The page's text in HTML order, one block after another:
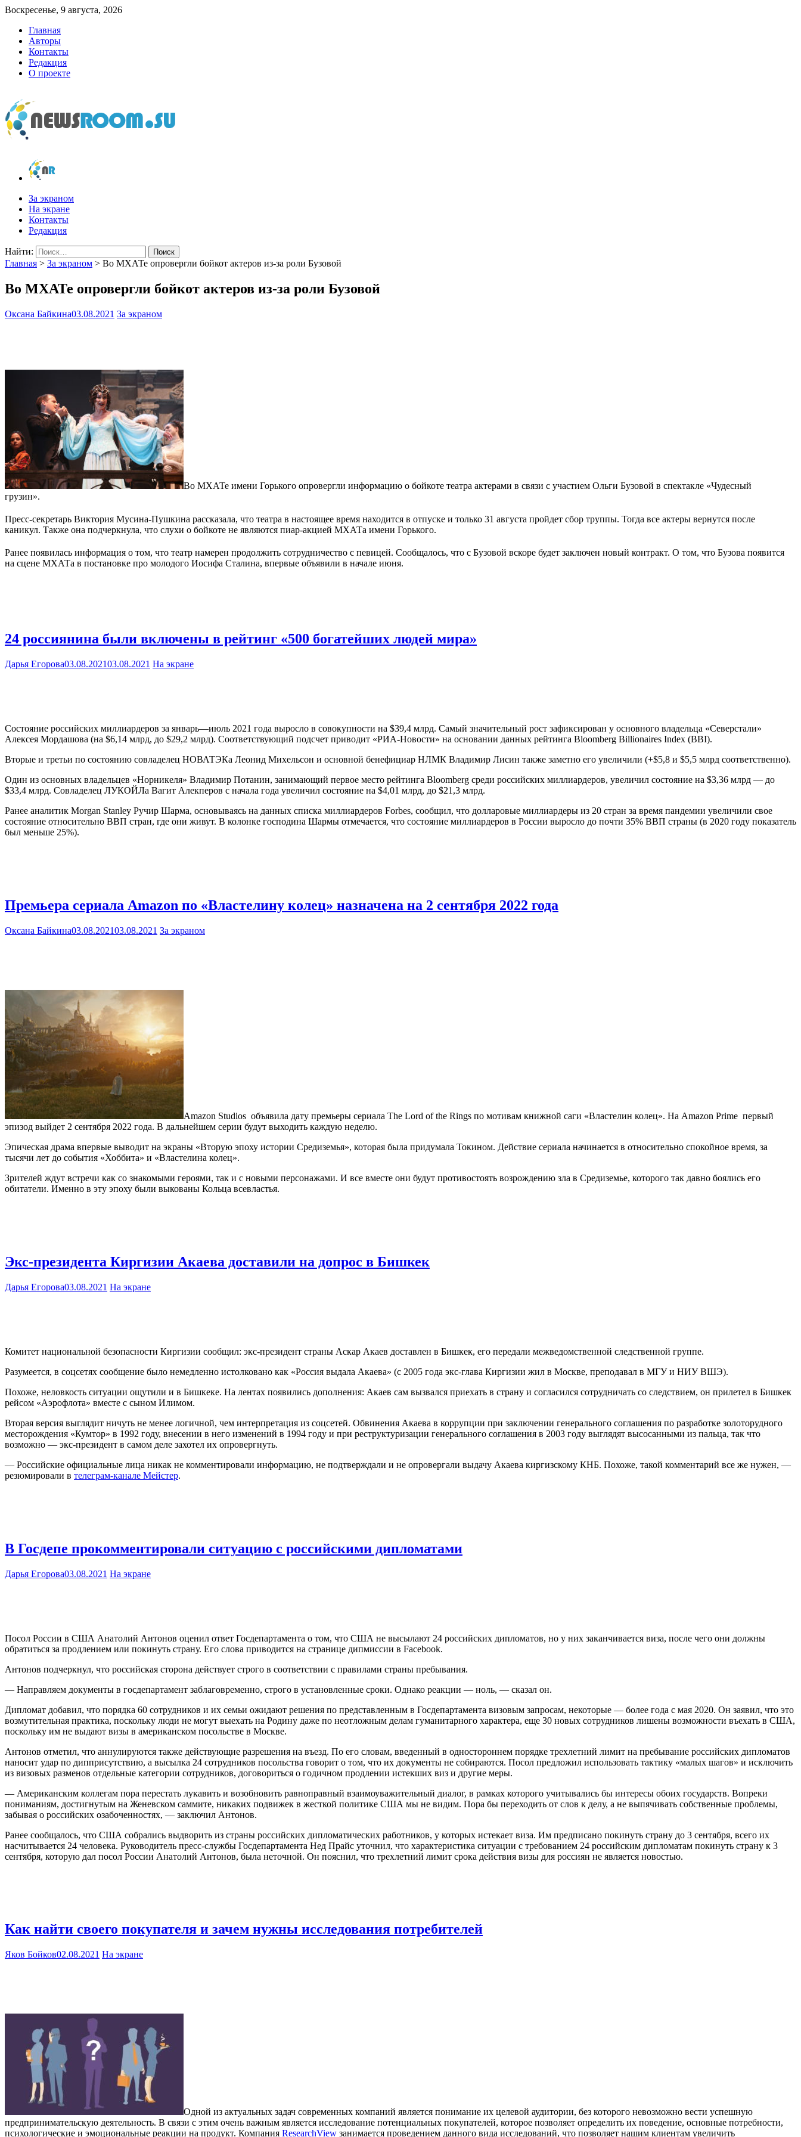
Воскресенье, 9 августа, 2026
Главная
Авторы
Контакты
Редакция
О проекте
newsroom.su
Новости о новостях
За экраном
На экране
Контакты
Редакция
Найти:
Главная > За экраном > Во МХАТе опровергли бойкот актеров из-за роли Бузовой
Во МХАТе опровергли бойкот актеров из-за роли Бузовой
Оксана Байкина03.08.2021 За экраном
Во МХАТе имени Горького опровергли информацию о бойкоте театра актерами в связи с участием Ольги Бузовой в спектакле «Чудесный
грузин».
Пресс-секретарь Виктория Мусина-Пушкина рассказала, что театра в настоящее время находится в отпуске и только 31 августа пройдет сбор труппы. Тогда все актеры вернутся после
каникул. Также она подчеркнула, что слухи о бойкоте не являются пиар-акцией МХАТа имени Горького.
Ранее появилась информация о том, что театр намерен продолжить сотрудничество с певицей. Сообщалось, что с Бузовой вскоре будет заключен новый контракт. О том, что Бузова появится
на сцене МХАТа в постановке про молодого Иосифа Сталина, впервые объявили в начале июня.
24 россиянина были включены в рейтинг «500 богатейших людей мира»
Дарья Егорова03.08.202103.08.2021 На экране
Состояние российских миллиардеров за январь—июль 2021 года выросло в совокупности на $39,4 млрд. Самый значительный рост зафиксирован у основного владельца «Северстали»
Алексея Мордашова (на $6,14 млрд, до $29,2 млрд). Соответствующий подсчет приводит «РИА-Новости» на основании данных рейтинга Bloomberg Billionaires Index (BBI).
Вторые и третьи по состоянию совладелец НОВАТЭКа Леонид Михельсон и основной бенефициар НЛМК Владимир Лисин также заметно его увеличили (+$5,8 и $5,5 млрд соответственно).
Один из основных владельцев «Норникеля» Владимир Потанин, занимающий первое место рейтинга Bloomberg среди российских миллиардеров, увеличил состояние на $3,36 млрд — до
$33,4 млрд. Совладелец ЛУКОЙЛа Вагит Алекперов с начала года увеличил состояние на $4,01 млрд, до $21,3 млрд.
Ранее аналитик Morgan Stanley Ручир Шарма, основываясь на данных списка миллиардеров Forbes, сообщил, что долларовые миллиардеры из 20 стран за время пандемии увеличили свое
состояние относительно ВВП стран, где они живут. В колонке господина Шармы отмечается, что состояние миллиардеров в России выросло до почти 35% ВВП страны (в 2020 году показатель
был меньше 25%).
Премьера сериала Amazon по «Властелину колец» назначена на 2 сентября 2022 года
Оксана Байкина03.08.202103.08.2021 За экраном
Amazon Studios объявила дату премьеры сериала The Lord of the Rings по мотивам книжной саги «Властелин колец». На Amazon Prime первый
эпизод выйдет 2 сентября 2022 года. В дальнейшем серии будут выходить каждую неделю.
Эпическая драма впервые выводит на экраны «Вторую эпоху истории Средиземья», которая была придумала Токином. Действие сериала начинается в относительно спокойное время, за
тысячи лет до события «Хоббита» и «Властелина колец».
Зрителей ждут встречи как со знакомыми героями, так и с новыми персонажами. И все вместе они будут противостоять возрождению зла в Средиземье, которого так давно боялись его
обитатели. Именно в эту эпоху были выкованы Кольца всевластья.
Экс-президента Киргизии Акаева доставили на допрос в Бишкек
Дарья Егорова03.08.2021 На экране
Комитет национальной безопасности Киргизии сообщил: экс-президент страны Аскар Акаев доставлен в Бишкек, его передали межведомственной следственной группе.
Разумеется, в соцсетях сообщение было немедленно истолковано как «Россия выдала Акаева» (с 2005 года экс-глава Киргизии жил в Москве, преподавал в МГУ и НИУ ВШЭ).
Похоже, неловкость ситуации ощутили и в Бишкеке. На лентах появились дополнения: Акаев сам вызвался приехать в страну и согласился сотрудничать со следствием, он прилетел в Бишкек
рейсом «Аэрофлота» вместе с сыном Илимом.
Вторая версия выглядит ничуть не менее логичной, чем интерпретация из соцсетей. Обвинения Акаева в коррупции при заключении генерального соглашения по разработке золоторудного
месторождения «Кумтор» в 1992 году, внесении в него изменений в 1994 году и при реструктуризации генерального соглашения в 2003 году выглядят высосанными из пальца, так что
возможно — экс-президент в самом деле захотел их опровергнуть.
— Российские официальные лица никак не комментировали информацию, не подтверждали и не опровергали выдачу Акаева киргизскому КНБ. Похоже, такой комментарий все же нужен, —
резюмировали в телеграм-канале Мейстер.
В Госдепе прокомментировали ситуацию с российскими дипломатами
Дарья Егорова03.08.2021 На экране
Посол России в США Анатолий Антонов оценил ответ Госдепартамента о том, что США не высылают 24 российских дипломатов, но у них заканчивается виза, после чего они должны
обратиться за продлением или покинуть страну. Его слова приводится на странице дипмиссии в Facebook.
Антонов подчеркнул, что российская сторона действует строго в соответствии с правилами страны пребывания.
— Направляем документы в госдепартамент заблаговременно, строго в установленные сроки. Однако реакции — ноль, — сказал он.
Дипломат добавил, что порядка 60 сотрудников и их семьи ожидают решения по представленным в Госдепартамента визовым запросам, некоторые — более года с мая 2020. Он заявил, что это
возмутительная практика, поскольку люди не могут выехать на Родину даже по неотложным делам гуманитарного характера, еще 30 новых сотрудников лишены возможности въехать в США,
поскольку им не выдают визы в американском посольстве в Москве.
Антонов отметил, что аннулируются также действующие разрешения на въезд. По его словам, введенный в одностороннем порядке трехлетний лимит на пребывание российских дипломатов
наносит удар по дипприсутствию, а высылка 24 сотрудников посольства говорит о том, что их документы не собираются. Посол предложил использовать тактику «малых шагов» и исключить
из визовых разменов отдельные категории сотрудников, договориться о годичном продлении истекших виз и другие меры.
— Американским коллегам пора перестать лукавить и возобновить равноправный взаимоуважительный диалог, в рамках которого учитывались бы интересы обоих государств. Вопреки
пониманиям, достигнутым на Женевском саммите, никаких подвижек в жесткой политике США мы не видим. Пора бы переходить от слов к делу, а не выпячивать собственные проблемы,
забывая о российских озабоченностях, — заключил Антонов.
Ранее сообщалось, что США собрались выдворить из страны российских дипломатических работников, у которых истекает виза. Им предписано покинуть страну до 3 сентября, всего их
насчитывается 24 человека. Руководитель пресс-службы Госдепартамента Нед Прайс уточнил, что характеристика ситуации с требованием 24 российским дипломатам покинуть страну к 3
сентября, которую дал посол России Анатолий Антонов, была неточной. Он пояснил, что трехлетний лимит срока действия визы для россиян не является новостью.
Как найти своего покупателя и зачем нужны исследования потребителей
Яков Бойков02.08.2021 На экране
Одной из актуальных задач современных компаний является понимание их целевой аудитории, без которого невозможно вести успешную
предпринимательскую деятельность. В связи с этим очень важным является исследование потенциальных покупателей, которое позволяет определить их поведение, основные потребности,
психологические и эмоциональные реакции на продукт. Компания ResearchView занимается проведением данного вида исследований, что позволяет нашим клиентам увеличить